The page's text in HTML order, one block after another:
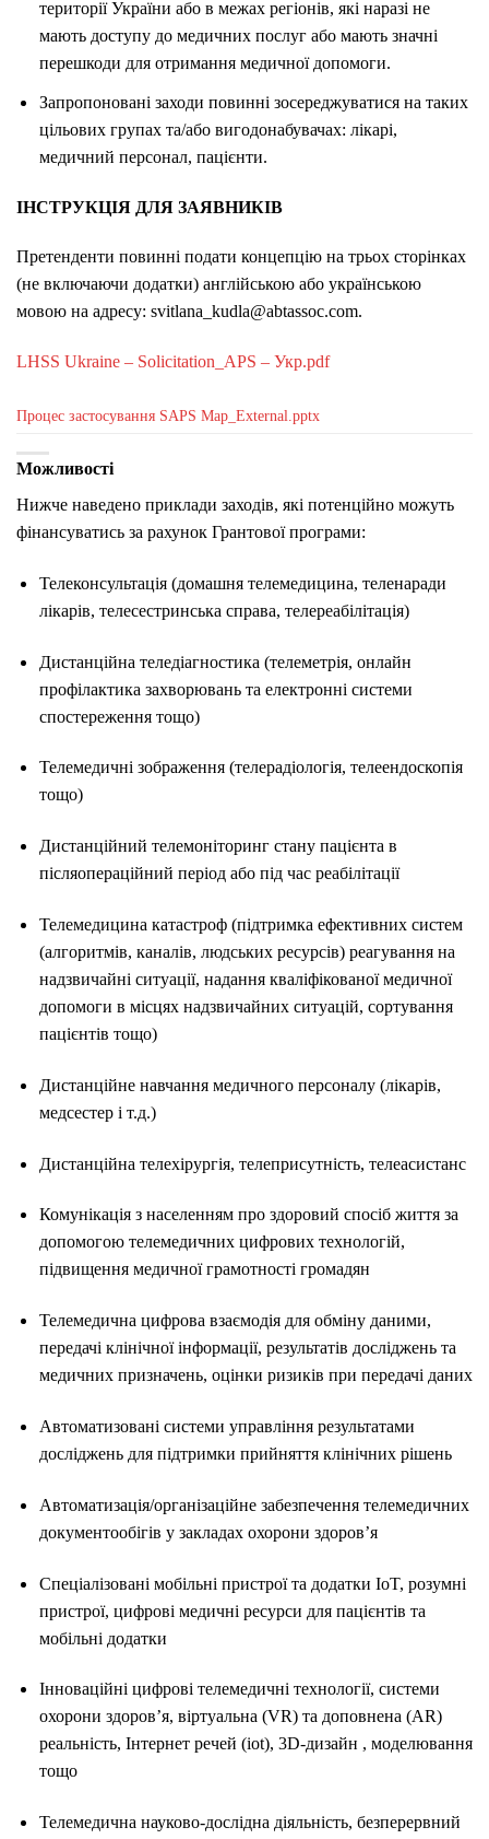
території України або в межах регіонів, які наразі не
мають доступу до медичних послуг або мають значні
перешкоди для отримання медичної допомоги.
Запропоновані заходи повинні зосереджуватися на таких
цільових групах та/або вигодонабувачах: лікарі,
медичний персонал, пацієнти.
ІНСТРУКЦІЯ ДЛЯ ЗАЯВНИКІВ
Претенденти повинні подати концепцію на трьох сторінках
(не включаючи додатки) англійською або українською
мовою на адресу: svitlana_kudla@abtassoc.com.
LHSS Ukraine – Solicitation_APS – Укр.pdf
Процес застосування SAPS Map_External.pptx
Можливості
Нижче наведено приклади заходів, які потенційно можуть
фінансуватись за рахунок Грантової програми:
Телеконсультація (домашня телемедицина, теленаради
лікарів, телесестринська справа, телереабілітація)
Дистанційна теледіагностика (телеметрія, онлайн
профілактика захворювань та електронні системи
спостереження тощо)
Телемедичні зображення (телерадіологія, телеендоскопія
тощо)
Дистанційний телемоніторинг стану пацієнта в
післяопераційний період або під час реабілітації
Телемедицина катастроф (підтримка ефективних систем
(алгоритмів, каналів, людських ресурсів) реагування на
надзвичайні ситуації, надання кваліфікованої медичної
допомоги в місцях надзвичайних ситуацій, сортування
пацієнтів тощо)
Дистанційне навчання медичного персоналу (лікарів,
медсестер і т.д.)
Дистанційна телехірургія, телеприсутність, телеасистанс
Комунікація з населенням про здоровий спосіб життя за
допомогою телемедичних цифрових технологій,
підвищення медичної грамотності громадян
Телемедична цифрова взаємодія для обміну даними,
передачі клінічної інформації, результатів досліджень та
медичних призначень, оцінки ризиків при передачі даних
Автоматизовані системи управління результатами
досліджень для підтримки прийняття клінічних рішень
Автоматизація/організаційне забезпечення телемедичних
документообігів у закладах охорони здоров’я
Спеціалізовані мобільні пристрої та додатки IoT, розумні
пристрої, цифрові медичні ресурси для пацієнтів та
мобільні додатки
Інноваційні цифрові телемедичні технології, системи
охорони здоров’я, віртуальна (VR) та доповнена (AR)
реальність, Інтернет речей (iot), 3D-дизайн , моделювання
тощо
Телемедична науково-дослідна діяльність, безперервний